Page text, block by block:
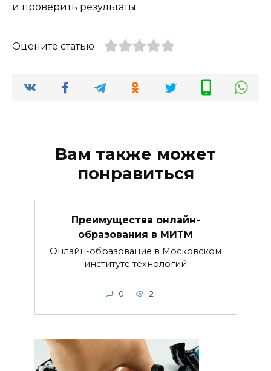
и проверить результаты.
Оцените статью
Вам также может
понравиться
Преимущества онлайн-
образования в МИТМ
Онлайн-образование в Московском
институте технологий
0 2